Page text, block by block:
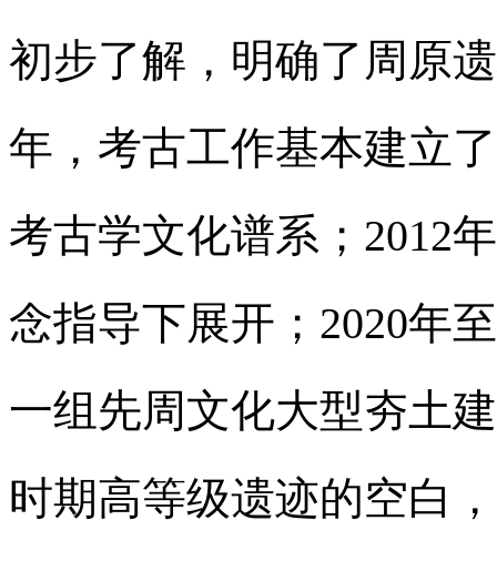
初步了解，明确了周原
年，考古工作基本建立
考古学文化谱系；2012
念指导下展开；2020年
一组先周文化大型夯土
时期高等级遗迹的空白